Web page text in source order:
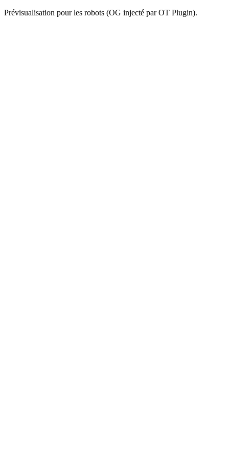
Prévisualisation pour les robots (OG injecté par OT Plugin).